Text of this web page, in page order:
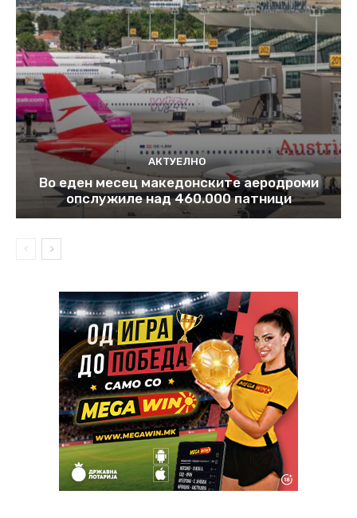
АКТУЕЛНО
Во еден месец македонските аеродроми
опслужиле над 460.000 патници